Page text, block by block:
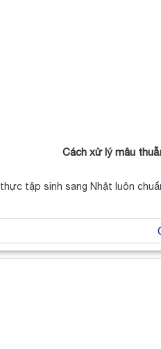
Cách xử lý mâu
thực tập sinh sang Nhật luôn